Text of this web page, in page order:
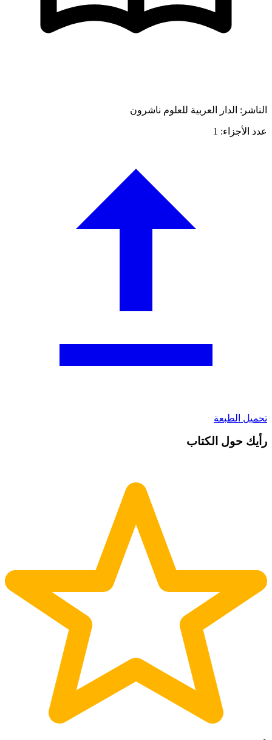
الناشر: الدار العربية للعلوم ناشرون
عدد الأجزاء: 1
تحميل الطبعة
رأيك حول الكتاب